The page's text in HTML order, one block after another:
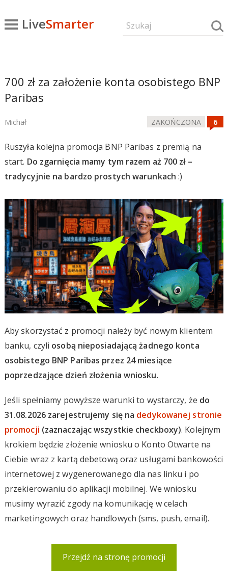
LiveSmarter
700 zł za założenie konta osobistego BNP
Paribas
Michał ZAKOŃCZONA
Ruszyła kolejna promocja BNP Paribas z premią na
start. Do zgarnięcia mamy tym razem aż 700 zł –
tradycyjnie na bardzo prostych warunkach:)
Aby skorzystać z promocji należy być nowym klientem
banku, czyli osobą nieposiadającą żadnego konta
osobistego BNP Paribas przez 24 miesiące
poprzedzające dzień złożenia wniosku.
Jeśli spełniamy powyższe warunki to wystarczy, że do
31.08.2026 zarejestrujemy się na dedykowanej stronie
promocji (zaznaczając wszystkie checkboxy). Kolejnym
krokiem będzie złożenie wniosku o Konto Otwarte na
Ciebie wraz z kartą debetową oraz usługami bankowości
internetowej z wygenerowanego dla nas linku i po
przekierowaniu do aplikacji mobilnej. We wniosku
musimy wyrazić zgody na komunikację w celach
marketingowych oraz handlowych (sms, push, email).
Przejdź na stronę promocji